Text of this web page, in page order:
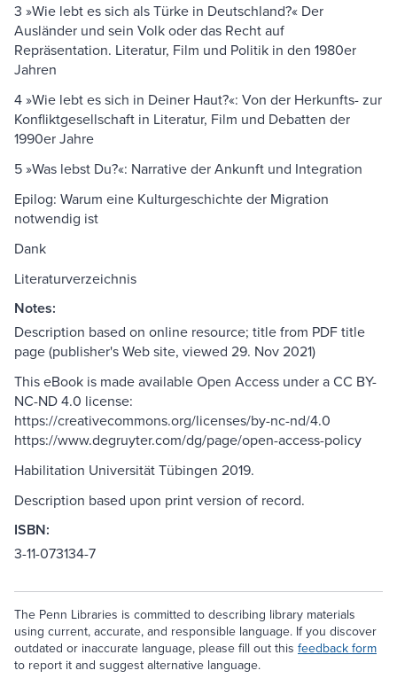
3 »Wie lebt es sich als Türke in Deutschland?« Der
Ausländer und sein Volk oder das Recht auf
Repräsentation. Literatur, Film und Politik in den 1980er
Jahren
4 »Wie lebt es sich in Deiner Haut?«: Von der Herkunfts- zur
Konfliktgesellschaft in Literatur, Film und Debatten der
1990er Jahre
5 »Was lebst Du?«: Narrative der Ankunft und Integration
Epilog: Warum eine Kulturgeschichte der Migration
notwendig ist
Dank
Literaturverzeichnis
Notes:
Description based on online resource; title from PDF title
page (publisher's Web site, viewed 29. Nov 2021)
This eBook is made available Open Access under a CC BY-
NC-ND 4.0 license:
https://creativecommons.org/licenses/by-nc-nd/4.0
https://www.degruyter.com/dg/page/open-access-policy
Habilitation Universität Tübingen 2019.
Description based upon print version of record.
ISBN:
3-11-073134-7
The Penn Libraries is committed to describing library materials
using current, accurate, and responsible language. If you discover
outdated or inaccurate language, please fill out this feedback form
to report it and suggest alternative language.